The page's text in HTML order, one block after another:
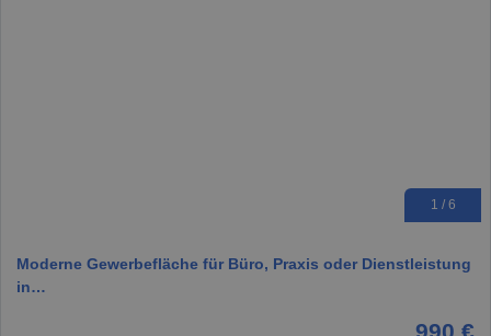
1 / 6
Moderne Gewerbefläche für Büro, Praxis oder Dienstleistung
in…